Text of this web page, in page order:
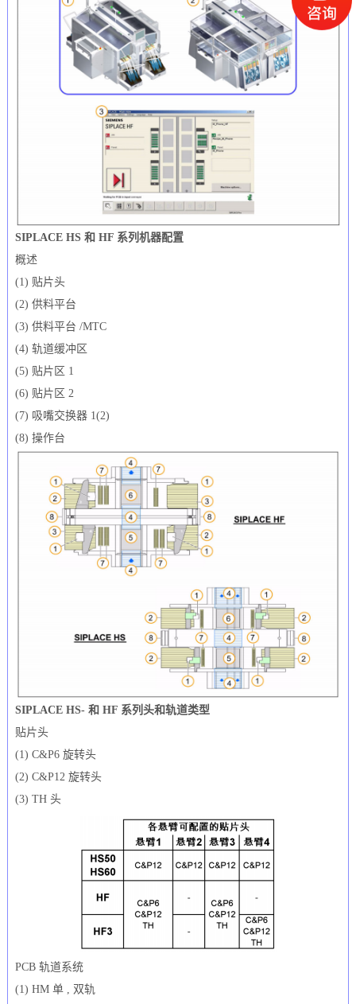
SIPLACE HS 和 HF 系列机器配置
概述
(1) 贴片头
(2) 供料平台
(3) 供料平台 /MTC
(4) 轨道缓冲区
(5) 贴片区 1
(6) 贴片区 2
(7) 吸嘴交换器 1(2)
(8) 操作台
SIPLACE HS- 和 HF 系列头和轨道类型
贴片头
(1) C&P6 旋转头
(2) C&P12 旋转头
(3) TH 头
PCB 轨道系统
(1) HM 单 , 双轨